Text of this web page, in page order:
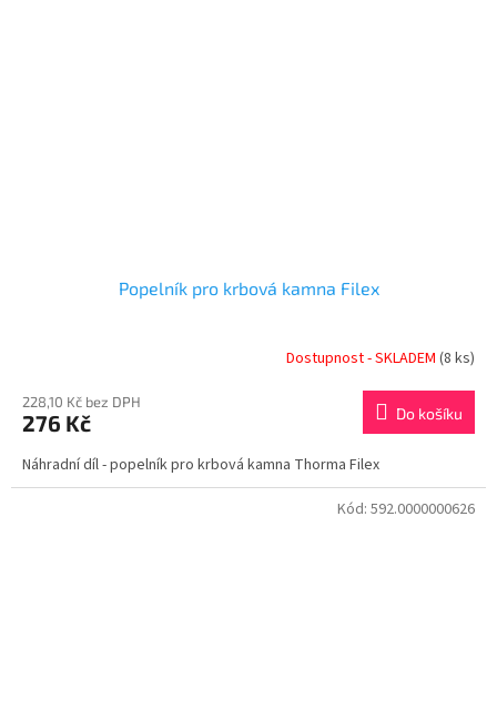
Popelník pro krbová kamna Filex
Dostupnost - SKLADEM (8 ks)
228,10 Kč bez DPH
276 Kč Do košíku
Náhradní díl - popelník pro krbová kamna Thorma Filex
Kód: 592.0000000626